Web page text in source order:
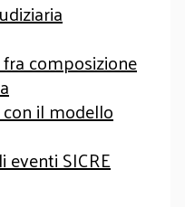
composizione
il modello
SICRE